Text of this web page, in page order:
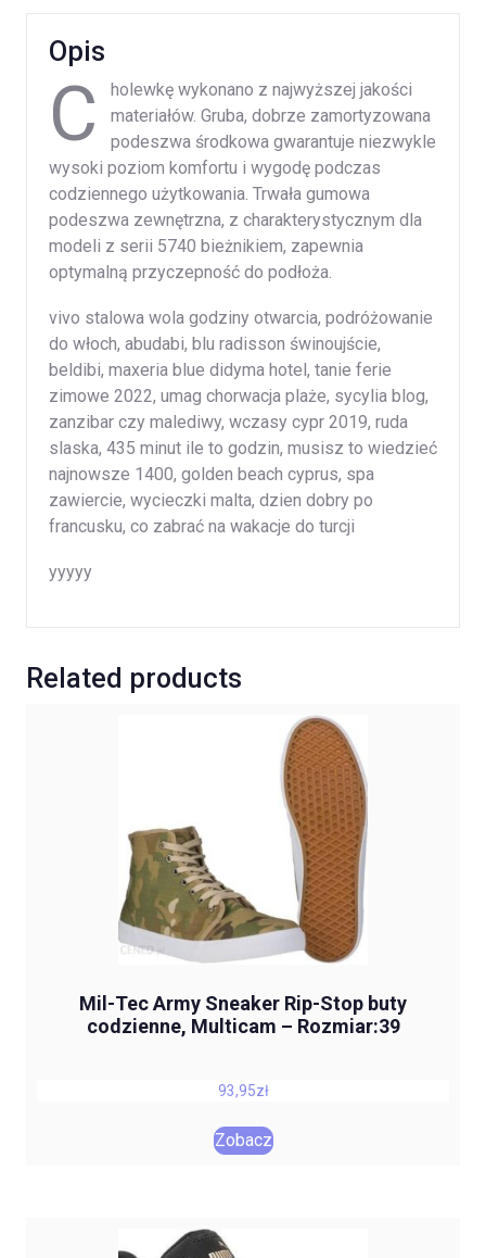
Opis
C
holewkę wykonano z najwyższej jakości
materiałów. Gruba, dobrze zamortyzowana
podeszwa środkowa gwarantuje niezwykle
wysoki poziom komfortu i wygodę podczas
codziennego użytkowania. Trwała gumowa
podeszwa zewnętrzna, z charakterystycznym dla
modeli z serii 5740 bieżnikiem, zapewnia
optymalną przyczepność do podłoża.
vivo stalowa wola godziny otwarcia, podróżowanie
do włoch, abudabi, blu radisson świnoujście,
beldibi, maxeria blue didyma hotel, tanie ferie
zimowe 2022, umag chorwacja plaże, sycylia blog,
zanzibar czy malediwy, wczasy cypr 2019, ruda
slaska, 435 minut ile to godzin, musisz to wiedzieć
najnowsze 1400, golden beach cyprus, spa
zawiercie, wycieczki malta, dzien dobry po
francusku, co zabrać na wakacje do turcji
yyyyy
Related products
Mil-Tec Army Sneaker Rip-Stop buty
codzienne, Multicam – Rozmiar:39
93,95zł
Zobacz